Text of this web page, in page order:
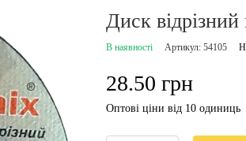
Диск
В наявності Артикул: 54105
28.50 грн
Оптові ціни від 10 одиниць